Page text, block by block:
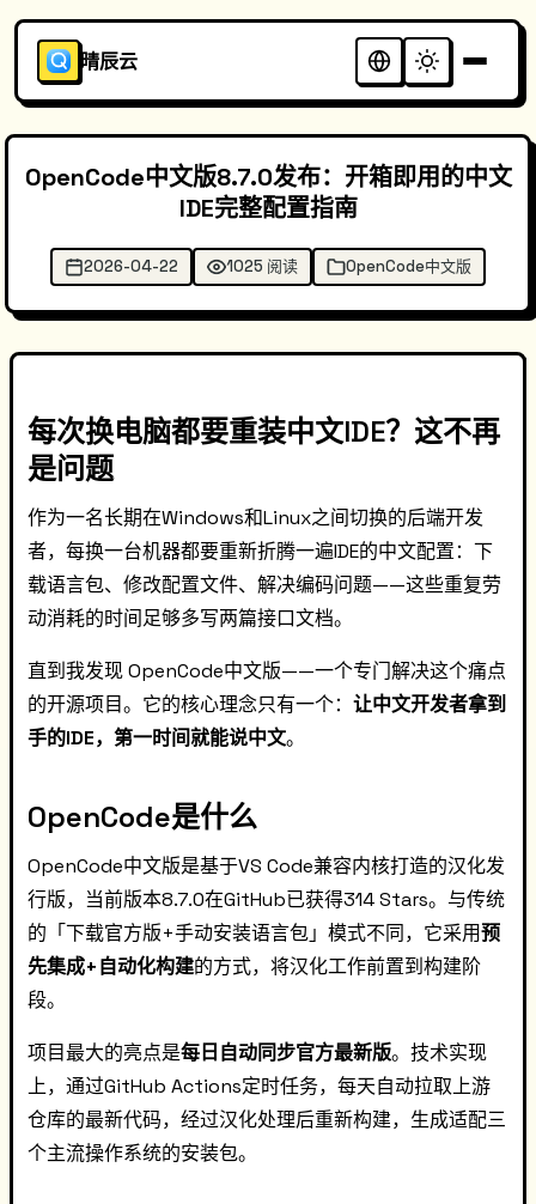
晴辰云
OpenCode中文版8.7.0发布：开箱即用的中文
IDE完整配置指南
2026-04-22 1025 阅读 OpenCode中文版
每次换电脑都要重装中文IDE？这不再
是问题
作为一名长期在Windows和Linux之间切换的后端开发
者，每换一台机器都要重新折腾一遍IDE的中文配置：下
载语言包、修改配置文件、解决编码问题——这些重复劳
动消耗的时间足够多写两篇接口文档。
直到我发现 OpenCode中文版——一个专门解决这个痛点
的开源项目。它的核心理念只有一个： 让中文开发者拿到
手的IDE，第一时间就能说中文。
OpenCode是什么
OpenCode中文版是基于VS Code兼容内核打造的汉化发
行版，当前版本8.7.0在GitHub已获得314 Stars。与传统
的「下载官方版+手动安装语言包」模式不同，它采用预
先集成+自动化构建的方式，将汉化工作前置到构建阶
段。
项目最大的亮点是每日自动同步官方最新版。技术实现
上，通过GitHub Actions定时任务，每天自动拉取上游
仓库的最新代码，经过汉化处理后重新构建，生成适配三
个主流操作系统的安装包。